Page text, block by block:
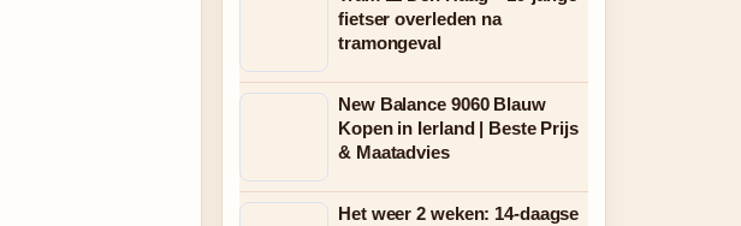
fietser overleden na
tramongeval
New Balance 9060 Blauw
Kopen in Ierland | Beste Prijs
& Maatadvies
Het weer 2 weken: 14-daagse